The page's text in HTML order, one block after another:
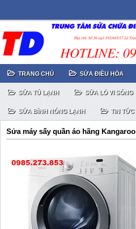
TRANG CHỦ SỬA ĐIỀU HÒA
SỬA TỦ LẠNH SỬA LÒ VI SÓNG
SỬA BÌNH NÓNG LẠNH TIN TỨC
Sửa máy sấy quần áo hãng Kangaroo